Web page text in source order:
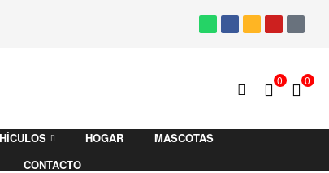
0 0
HOGAR
MASCOTAS
CONTACTO